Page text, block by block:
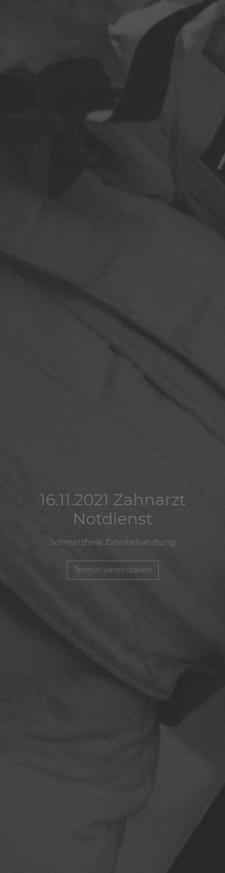
16.11.2021 Zahnarzt
Notdienst
Schmerzfreie Zahnbehandlung
Termin vereinbaren
16.11.2021 Zahnarzt
Notdienst
Schmerzfreie Zahnbehandlung
Termin vereinbaren
16.11.2021 Zahnarzt
Notdienst
Schmerzfreie Zahnbehandlung
Termin vereinbaren